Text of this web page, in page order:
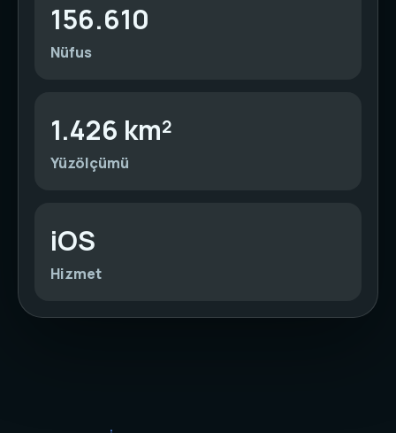
156.610
Nüfus
1.426 km²
Yüzölçümü
iOS
Hizmet